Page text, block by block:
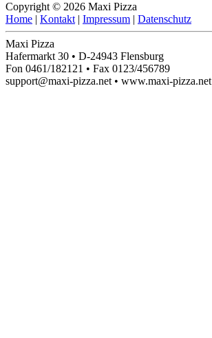
Copyright © 2026 Maxi Pizza
Home | Kontakt| Impressum | Datenschutz
Maxi Pizza
Hafermarkt 30 • D-24943 Flensburg
Fon 0461/182121 • Fax 0123/456789
support@maxi-pizza.net • www.maxi-pizza.net